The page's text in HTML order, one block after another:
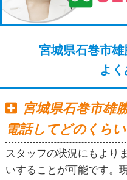
宮城県石巻市
よ
宮城県石巻市雄
電話してどのくら
スタッフの状況にもより
いすることが可能です。